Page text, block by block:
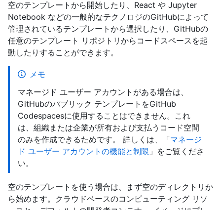
空のテンプレートから開始したり、React や Jupyter
Notebook などの一般的なテクノロジのGitHubによって
管理されているテンプレートから選択したり、GitHubの
任意のテンプレート リポジトリからコードスペースを起
動したりすることができます。
メモ
マネージド ユーザー アカウントがある場合は、
GitHubのパブリック テンプレートをGitHub
Codespacesに使用することはできません。これ
は、組織または企業が所有および支払うコード空間
のみを作成できるためです。 詳しくは、「マネージ
ド ユーザー アカウントの機能と制限 」をご覧くださ
い。
空のテンプレートを使う場合は、まず空のディレクトリか
ら始めます。クラウドベースのコンピューティング リソ